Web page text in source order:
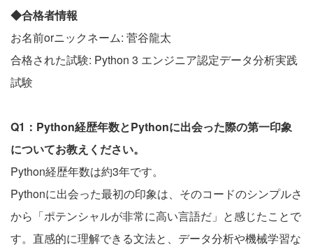
◆合格者情報
お名前orニックネーム: 菅谷龍太
合格された試験: Python 3 エンジニア認定データ分析実践
試験
Q1：Python経歴年数とPythonに出会った際の第一印象
についてお教えください。
Python経歴年数は約3年です。
Pythonに出会った最初の印象は、そのコードのシンプルさ
から「ポテンシャルが非常に高い言語だ」と感じたことで
す。直感的に理解できる文法と、データ分析や機械学習な